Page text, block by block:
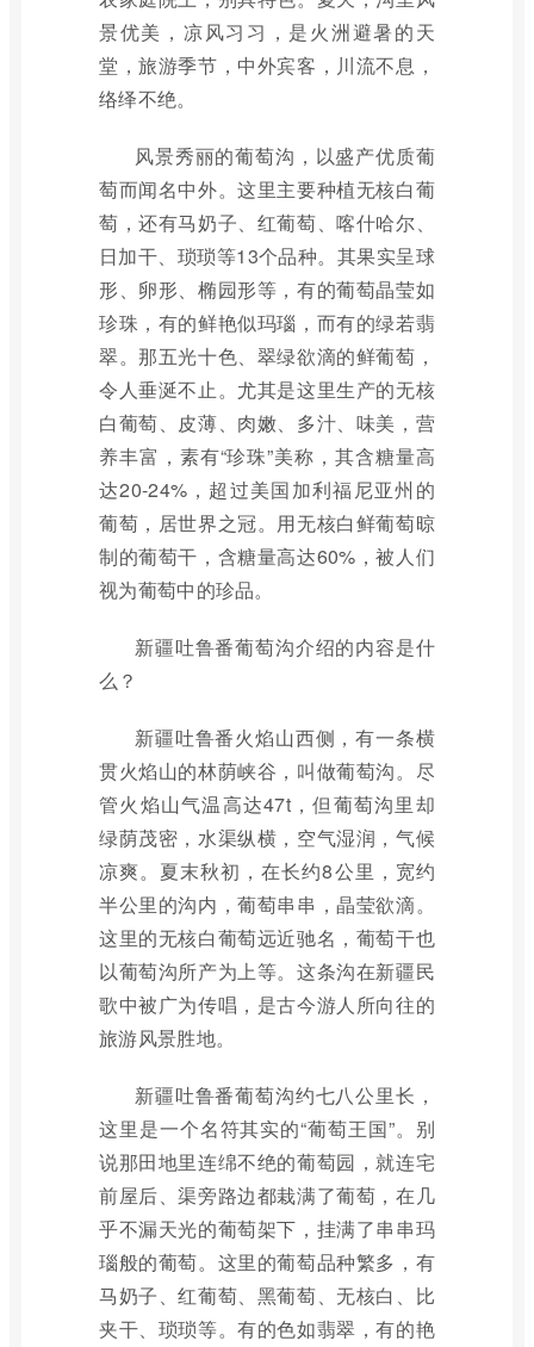
景优美，凉风习习，是火洲避暑的天
堂，旅游季节，中外宾客，川流不息，
络绎不绝。
风景秀丽的葡萄沟，以盛产优质葡
萄而闻名中外。这里主要种植无核白葡
萄，还有马奶子、红葡萄、喀什哈尔、
日加干、琐琐等13个品种。其果实呈球
形、卵形、椭园形等，有的葡萄晶莹如
珍珠，有的鲜艳似玛瑙，而有的绿若翡
翠。那五光十色、翠绿欲滴的鲜葡萄，
令人垂涎不止。尤其是这里生产的无核
白葡萄、皮薄、肉嫩、多汁、味美，营
养丰富，素有“珍珠”美称，其含糖量高
达20-24%，超过美国加利福尼亚州的
葡萄，居世界之冠。用无核白鲜葡萄晾
制的葡萄干，含糖量高达60%，被人们
视为葡萄中的珍品。
新疆吐鲁番葡萄沟介绍的内容是什
么？
新疆吐鲁番火焰山西侧，有一条横
贯火焰山的林荫峡谷，叫做葡萄沟。尽
管火焰山气温高达47t，但葡萄沟里却
绿荫茂密，水渠纵横，空气湿润，气候
凉爽。夏末秋初，在长约8公里，宽约
半公里的沟内，葡萄串串，晶莹欲滴。
这里的无核白葡萄远近驰名，葡萄干也
以葡萄沟所产为上等。这条沟在新疆民
歌中被广为传唱，是古今游人所向往的
旅游风景胜地。
新疆吐鲁番葡萄沟约七八公里长，
这里是一个名符其实的“葡萄王国”。别
说那田地里连绵不绝的葡萄园，就连宅
前屋后、渠旁路边都栽满了葡萄，在几
乎不漏天光的葡萄架下，挂满了串串玛
瑙般的葡萄。这里的葡萄品种繁多，有
马奶子、红葡萄、黑葡萄、无核白、比
夹干、琐琐等。有的色如翡翠，有的艳